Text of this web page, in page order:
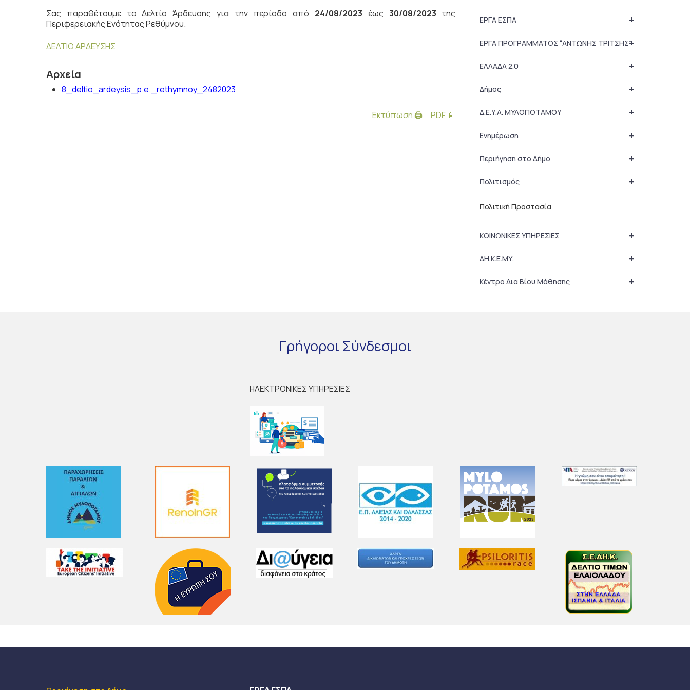
Σας παραθέτουμε το Δελτίο Άρδευσης για την περίοδο από 24/08/2023 έως 30/08/2023 της
Περιφερειακής Ενότητας Ρεθύμνου.
ΔΕΛΤΙΟ ΑΡΔΕΥΣΗΣ
Αρχεία
8_deltio_ardeysis_p.e._rethymnoy_2482023
Εκτύπωση 🖨 PDF 📄
+
ΕΡΓΑ ΕΣΠΑ
+
ΕΡΓΑ ΠΡΟΓΡΑΜΜΑΤΟΣ “ΑΝΤΩΝΗΣ ΤΡΙΤΣΗΣ”
+
ΕΛΛΑΔΑ 2.0
+
Δήμος
+
Δ.Ε.Υ.Α. ΜΥΛΟΠΟΤΑΜΟΥ
+
Ενημέρωση
+
Περιήγηση στο Δήμο
+
Πολιτισμός
Πολιτική Προστασία
+
ΚΟΙΝΩΝΙΚΕΣ ΥΠΗΡΕΣΙΕΣ
+
ΔΗ.Κ.Ε.ΜΥ.
+
Κέντρο Δια Βίου Μάθησης
ΓρήγοροιΣύνδεσμοι
ΗΛΕΚΤΡΟΝΙΚΕΣ ΥΠΗΡΕΣΙΕΣ